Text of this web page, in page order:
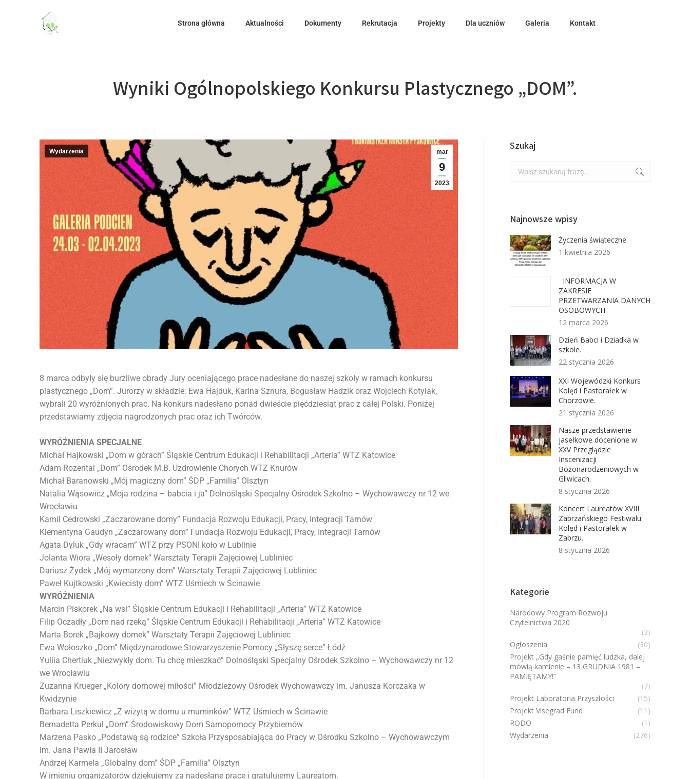
Strona główna Aktualności Dokumenty Rekrutacja Projekty Dla uczniów Galeria Kontakt
Wyniki Ogólnopolskiego Konkursu Plastycznego „DOM”.
mar
9
2023
Wydarzenia
8 marca odbyły się burzliwe obrady Jury oceniającego prace nadesłane do naszej szkoły w ramach konkursu
plastycznego „Dom”. Jurorzy w składzie: Ewa Hajduk, Karina Sznura, Bogusław Hadzik oraz Wojciech Kotylak,
wybrali 20 wyróżnionych prac. Na konkurs nadesłano ponad dwieście pięćdziesiąt prac z całej Polski. Poniżej
przedstawiamy zdjęcia nagrodzonych prac oraz ich Twórców.
WYRÓŻNIENIA SPECJALNE
Michał Hajkowski „Dom w górach” Śląskie Centrum Edukacji i Rehabilitacji „Arteria” WTZ Katowice
Adam Rozental „Dom” Ośrodek M.B. Uzdrowienie Chorych WTZ Knurów
Michał Baranowski „Mój magiczny dom” ŚDP „Familia” Olsztyn
Natalia Wąsowicz „Moja rodzina – babcia i ja” Dolnośląski Specjalny Ośrodek Szkolno – Wychowawczy nr 12 we
Wrocławiu
Kamil Cedrowski „Zaczarowane domy” Fundacja Rozwoju Edukacji, Pracy, Integracji Tarnów
Klementyna Gaudyn „Zaczarowany dom” Fundacja Rozwoju Edukacji, Pracy, Integracji Tarnów
Agata Dyluk „Gdy wracam” WTZ przy PSONI koło w Lublinie
Jolanta Wiora „Wesoły domek” Warsztaty Terapii Zajęciowej Lubliniec
Dariusz Żydek „Mój wymarzony dom” Warsztaty Terapii Zajęciowej Lubliniec
Paweł Kujtkowski „Kwiecisty dom” WTZ Uśmiech w Ścinawie
WYRÓŻNIENIA
Marcin Piskorek „Na wsi” Śląskie Centrum Edukacji i Rehabilitacji „Arteria” WTZ Katowice
Filip Oczadły „Dom nad rzeką” Śląskie Centrum Edukacji i Rehabilitacji „Arteria” WTZ Katowice
Marta Borek „Bajkowy domek” Warsztaty Terapii Zajęciowej Lubliniec
Ewa Wołoszko „Dom” Międzynarodowe Stowarzyszenie Pomocy „Słyszę serce” Łódź
Yuliia Chertiuk „Niezwykły dom. Tu chcę mieszkać” Dolnośląski Specjalny Ośrodek Szkolno – Wychowawczy nr 12
we Wrocławiu
Zuzanna Krueger „Kolory domowej miłości” Młodzieżowy Ośrodek Wychowawczy im. Janusza Korczaka w
Kwidzynie
Barbara Liszkiewicz „Z wizytą w domu u muminków” WTZ Uśmiech w Ścinawie
Bernadetta Perkul „Dom” Środowiskowy Dom Samopomocy Przybiernów
Marzena Pasko „Podstawą są rodzice” Szkoła Przysposabiająca do Pracy w Ośrodku Szkolno – Wychowawczym
im. Jana Pawła II Jarosław
Andrzej Karmela „Globalny dom” ŚDP „Familia” Olsztyn
W imieniu organizatorów dziękujemy za nadesłane prace i gratulujemy Laureatom.
Szukaj
Najnowsze wpisy
Życzenia świąteczne.
1 kwietnia 2026
INFORMACJA W
ZAKRESIE
PRZETWARZANIA DANYCH
OSOBOWYCH.
12 marca 2026
Dzień Babci i Dziadka w
szkole.
22 stycznia 2026
XXI Wojewódzki Konkurs
Kolęd i Pastorałek w
Chorzowie.
21 stycznia 2026
Nasze przedstawienie
jasełkowe docenione w
XXV Przeglądzie
Inscenizacji
Bożonarodzeniowych w
Gliwicach.
8 stycznia 2026
Koncert Laureatów XVIII
Zabrzańskiego Festiwalu
Kolęd i Pastorałek w
Zabrzu.
8 stycznia 2026
Kategorie
Narodowy Program Rozwoju
Czytelnictwa 2020
(3)
Ogłoszenia
(30)
Projekt „Gdy gaśnie pamięć ludzka, dalej
mówią kamienie – 13 GRUDNIA 1981 –
PAMIĘTAMY!”
(7)
Projekt Laboratoria Przyszłości
(15)
Projekt Visegrad Fund
(11)
RODO
(1)
Wydarzenia
(276)